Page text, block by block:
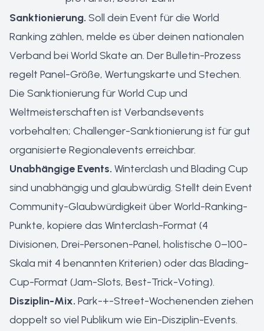
Sanktionierung. Soll dein Event für die World
Ranking zählen, melde es über deinen nationalen
Verband bei World Skate an. Der Bulletin-Prozess
regelt Panel-Größe, Wertungskarte und Stechen.
Die Sanktionierung für World Cup und
Weltmeisterschaften ist Verbandsevents
vorbehalten; Challenger-Sanktionierung ist für gut
organisierte Regionalevents erreichbar.
Unabhängige Events. Winterclash und Blading Cup
sind unabhängig und glaubwürdig. Stellt dein Event
Community-Glaubwürdigkeit über World-Ranking-
Punkte, kopiere das Winterclash-Format (4
Divisionen, Drei-Personen-Panel, holistische 0–100-
Skala mit 4 benannten Kriterien) oder das Blading-
Cup-Format (Jam-Slots, Best-Trick-Voting).
Disziplin-Mix. Park-+-Street-Wochenenden ziehen
doppelt so viel Publikum wie Ein-Disziplin-Events.